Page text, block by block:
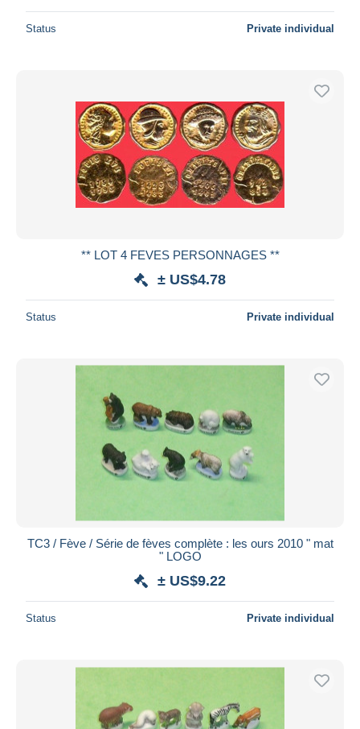
Status Private individual
** LOT 4 FEVES PERSONNAGES **
± US$4.78
Status Private individual
TC3 / Fève / Série de fèves complète : les ours 2010 " mat
" LOGO
± US$9.22
Status Private individual